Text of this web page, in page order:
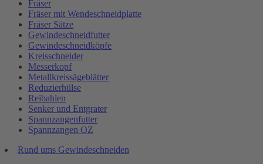
Fräser
Fräser mit Wendeschneidplatte
Fräser Sätze
Gewindeschneidfutter
Gewindeschneidköpfe
Kreisschneider
Messerkopf
Metallkreissägeblätter
Reduzierhülse
Reibahlen
Senker und Entgrater
Spannzangenfutter
Spannzangen OZ
Rund ums Gewindeschneiden